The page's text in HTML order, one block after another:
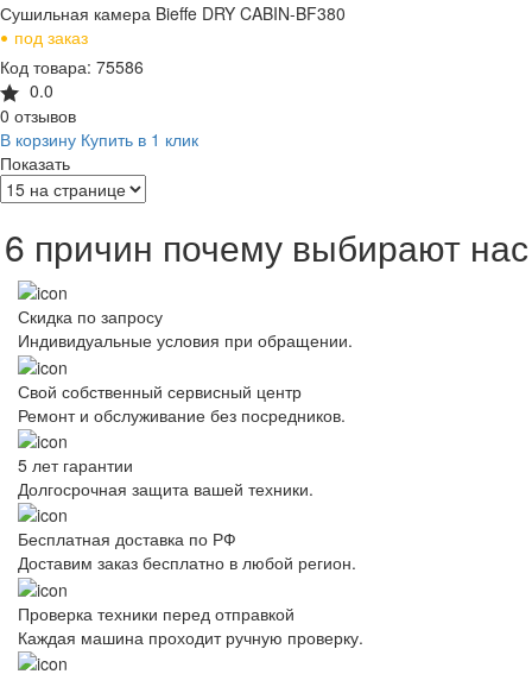
Сушильная камера Bieffe DRY CABIN-BF380
• под заказ
Код товара: 75586
0.0
0 отзывов
В корзину Купить в 1 клик
Показать
6 причин почему выбирают нас
Скидка по запросу
Индивидуальные условия при обращении.
Свой собственный сервисный центр
Ремонт и обслуживание без посредников.
5 лет гарантии
Долгосрочная защита вашей техники.
Бесплатная доставка по РФ
Доставим заказ бесплатно в любой регион.
Проверка техники перед отправкой
Каждая машина проходит ручную проверку.